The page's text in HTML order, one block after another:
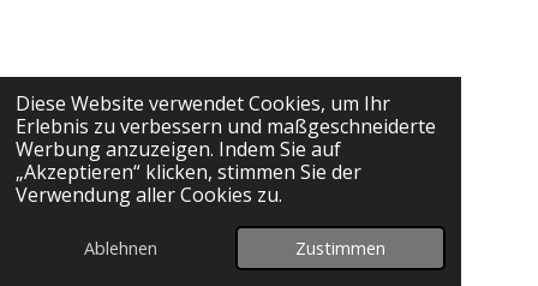
Diese Website verwendet Cookies, um Ihr
Erlebnis zu verbessern und maßgeschneiderte
Werbung anzuzeigen. Indem Sie auf
„Akzeptieren“ klicken, stimmen Sie der
Verwendung aller Cookies zu.
Ablehnen Zustimmen